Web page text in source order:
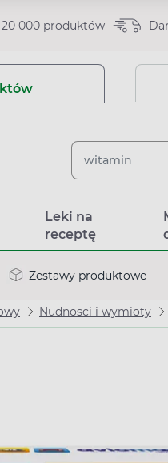
20 000 produktów
Leki na
receptę
Zestawy produktowe
Nudnosci i wymioty